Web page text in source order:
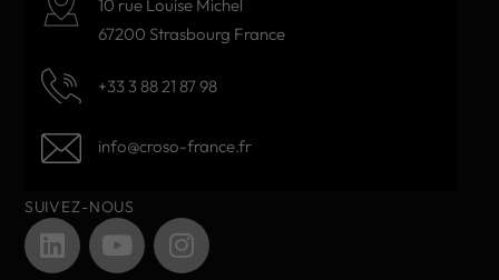
10 rue Louise Michel
67200 Strasbourg France
+33 3 88 21 87 98
info@croso-france.fr
SUIVEZ-NOUS